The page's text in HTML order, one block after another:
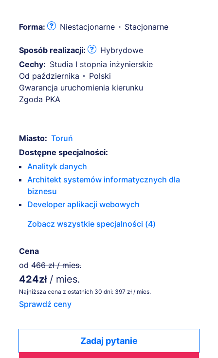
Forma: Niestacjonarne Stacjonarne
Sposób realizacji:
Hybrydowe
Cechy: Studia I stopnia inżynierskie
Od października
Polski
Gwarancja uruchomienia kierunku
Zgoda PKA
Miasto: Toruń
Dostępne specjalności:
Analityk danych
Architekt systemów informatycznych dla
biznesu
Developer aplikacji webowych
Zobacz wszystkie specjalności (4)
Cena
od 466 zł / mies.
424zł / mies.
Najniższa cena z ostatnich 30 dni: 397 zł / mies.
Sprawdź ceny
Zadaj pytanie